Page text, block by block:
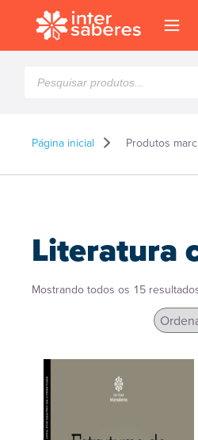
produtos
Página inicial
Literatura
Mostrando todos os 15